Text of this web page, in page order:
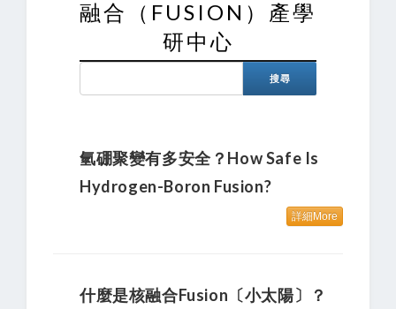
融合（FUSION）產學
研中心
氫硼聚變有多安全？How Safe Is
Hydrogen-Boron Fusion?
詳細More
什麼是核融合Fusion〔小太陽〕？